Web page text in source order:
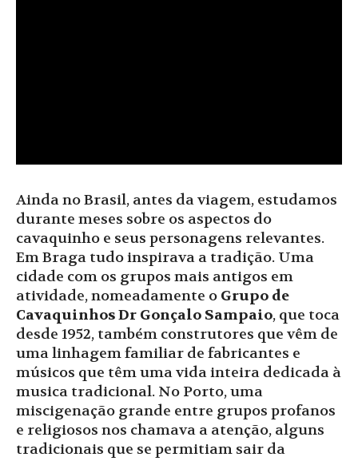
Ainda no Brasil, antes da viagem, estudamos
durante meses sobre os aspectos do
cavaquinho e seus personagens relevantes.
Em Braga tudo inspirava a tradição. Uma
cidade com os grupos mais antigos em
atividade, nomeadamente o Grupo de
Cavaquinhos Dr Gonçalo Sampaio, que toca
desde 1952, também construtores que vêm de
uma linhagem familiar de fabricantes e
músicos que têm uma vida inteira dedicada à
musica tradicional. No Porto, uma
miscigenação grande entre grupos profanos
e religiosos nos chamava a atenção, alguns
tradicionais que se permitiam sair da